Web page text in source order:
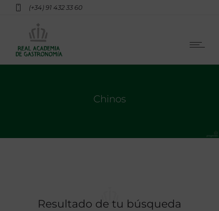
(+34) 91 432 33 60
Chinos
Resultado de tu búsqueda